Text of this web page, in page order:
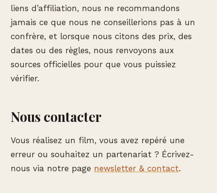
liens d’affiliation, nous ne recommandons
jamais ce que nous ne conseillerions pas à un
confrère, et lorsque nous citons des prix, des
dates ou des règles, nous renvoyons aux
sources officielles pour que vous puissiez
vérifier.
Nous contacter
Vous réalisez un film, vous avez repéré une
erreur ou souhaitez un partenariat ? Écrivez-
nous via notre page newsletter & contact.